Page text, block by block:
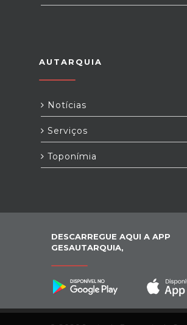
AUTARQUIA
Notícias
Serviços
Toponímia
DESCARREGUE AQUI A APP
GESAUTARQUIA,